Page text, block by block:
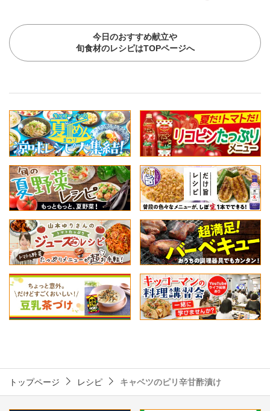
今日のおすすめ献立や
旬食材のレシピはTOPページへ
トップページ レシピ キャベツのピリ辛甘酢漬け